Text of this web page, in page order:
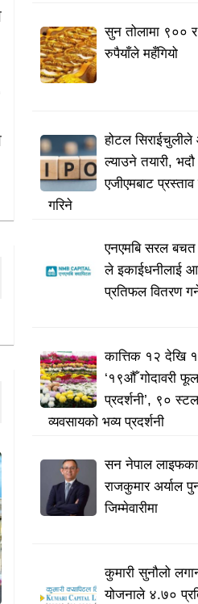
सुन तोलामा ९००
रुपैयाँले महँगियो
होटल
ल्याउने तयारी,
एजीएमबाट प्रस्ताव
गरिने
एनएमबि सरल
ले इकाईधनीलाई
प्रतिफल वितरण
कात्तिक १२ देखि
‘१९औँ गोदावरी फूल
प्रदर्शनी’, ९०
व्यवसायको भव्य प्रदर्शनी
सन नेपाल
राजकुमार अर्याल
जिम्मेवारीमा
कुमारी सुनौलो
योजनाले ४.७०